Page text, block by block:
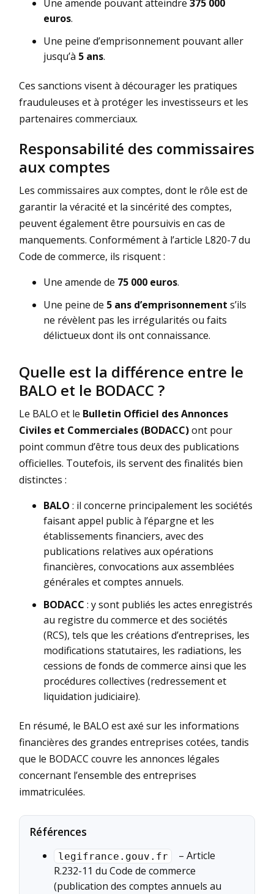
Une amende pouvant atteindre 375 000
euros.
Une peine d’emprisonnement pouvant aller
jusqu’à 5 ans.
Ces sanctions visent à décourager les pratiques
frauduleuses et à protéger les investisseurs et les
partenaires commerciaux.
Responsabilité des commissaires
aux comptes
Les commissaires aux comptes, dont le rôle est de
garantir la véracité et la sincérité des comptes,
peuvent également être poursuivis en cas de
manquements. Conformément à l’article L820-7 du
Code de commerce, ils risquent :
Une amende de 75 000 euros.
Une peine de 5 ans d’emprisonnement s’ils
ne révèlent pas les irrégularités ou faits
délictueux dont ils ont connaissance.
Quelle est la différence entre le
BALO et le BODACC ?
Le BALO et le Bulletin Officiel des Annonces
Civiles et Commerciales (BODACC)ont pour
point commun d’être tous deux des publications
officielles. Toutefois, ils servent des finalités bien
distinctes :
BALO : il concerne principalement les sociétés
faisant appel public à l’épargne et les
établissements financiers, avec des
publications relatives aux opérations
financières, convocations aux assemblées
générales et comptes annuels.
BODACC : y sont publiés les actes enregistrés
au registre du commerce et des sociétés
(RCS), tels que les créations d’entreprises, les
modifications statutaires, les radiations, les
cessions de fonds de commerce ainsi que les
procédures collectives (redressement et
liquidation judiciaire).
En résumé, le BALO est axé sur les informations
financières des grandes entreprises cotées, tandis
que le BODACC couvre les annonces légales
concernant l’ensemble des entreprises
immatriculées.
Références
legifrance.gouv.fr
– Article
R.232-11 du Code de commerce
(publication des comptes annuels au